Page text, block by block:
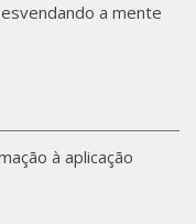
a mente
à aplicação